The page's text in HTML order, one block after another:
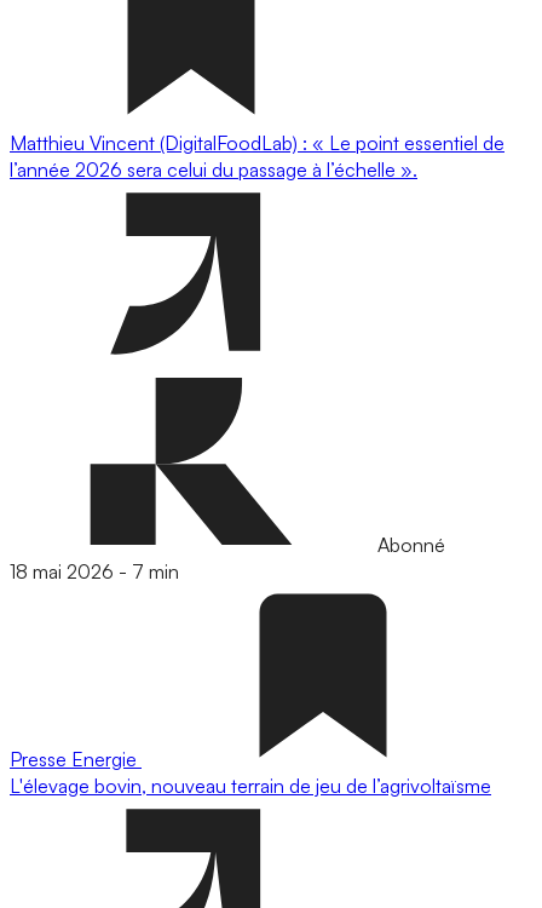
Matthieu Vincent (DigitalFoodLab) : « Le point essentiel de
l’année 2026 sera celui du passage à l’échelle ».
Abonné
18 mai 2026 - 7 min
Presse Energie
L'élevage bovin, nouveau terrain de jeu de l’agrivoltaïsme